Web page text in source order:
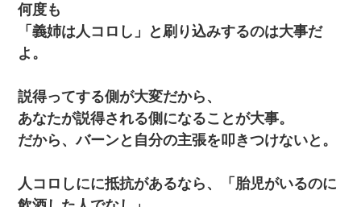
何度も
「義姉は人コロし」と刷り込みするのは大事だ
よ。
説得ってする側が大変だから、
あなたが説得される側になることが大事。
だから、バーンと自分の主張を叩きつけないと。
人コロしにに抵抗があるなら、「胎児がいるのに